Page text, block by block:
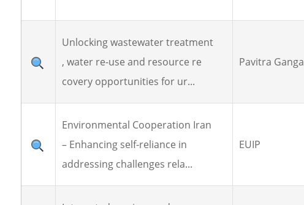
Unlocking wastewater treatment
, water re-use and resource re
covery opportunities for ur...
Pavitra Ganga
Environmental Cooperation Iran
– Enhancing self-reliance in
addressing challenges rela...
EUIP